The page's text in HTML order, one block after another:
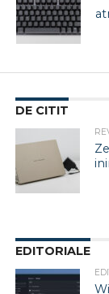
DE CITIT
EDITORIALE